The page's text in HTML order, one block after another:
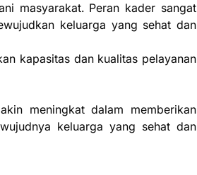
masyarakat. Peran kader sangat
keluarga yang sehat dan
kapasitas dan kualitas pelayanan
meningkat dalam memberikan
keluarga yang sehat dan